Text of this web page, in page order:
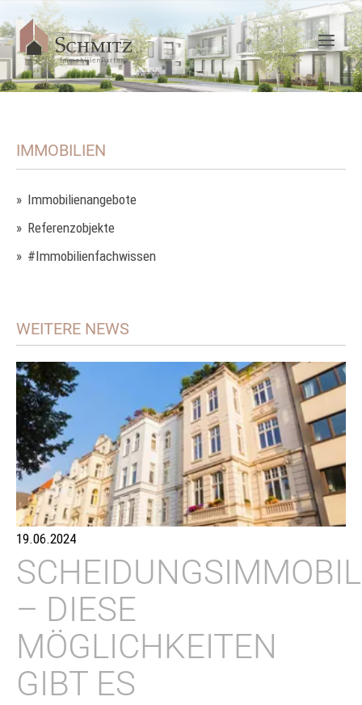
19.06.2024
– DIESE
MÖGLICHKEITEN
GIBT ES
IMMOBILIEN
Immobilienangebote
Referenzobjekte
#Immobilienfachwissen
WEITERE NEWS